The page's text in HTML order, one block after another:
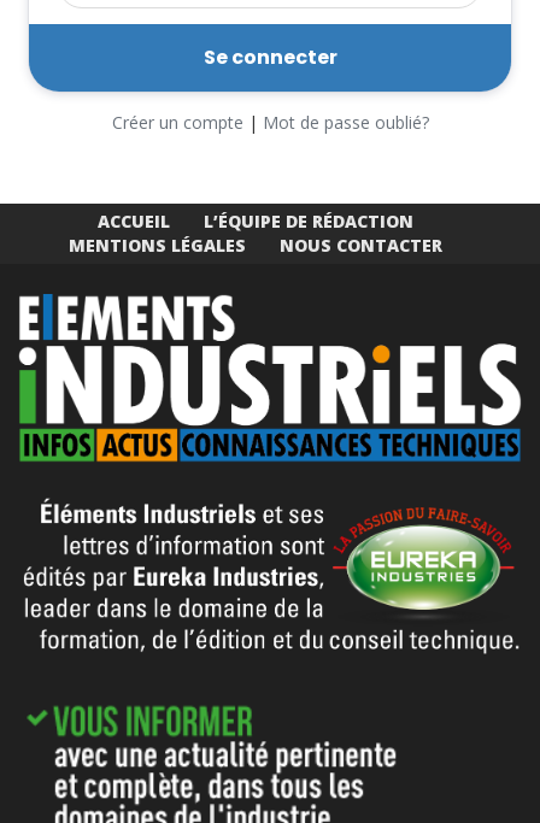
Créer un compte | Mot de passe oublié?
ACCUEIL
L’ÉQUIPE DE RÉDACTION
MENTIONS LÉGALES
NOUS CONTACTER